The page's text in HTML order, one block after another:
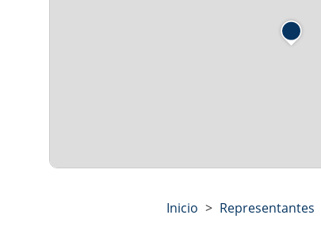
Inicio > Representantes